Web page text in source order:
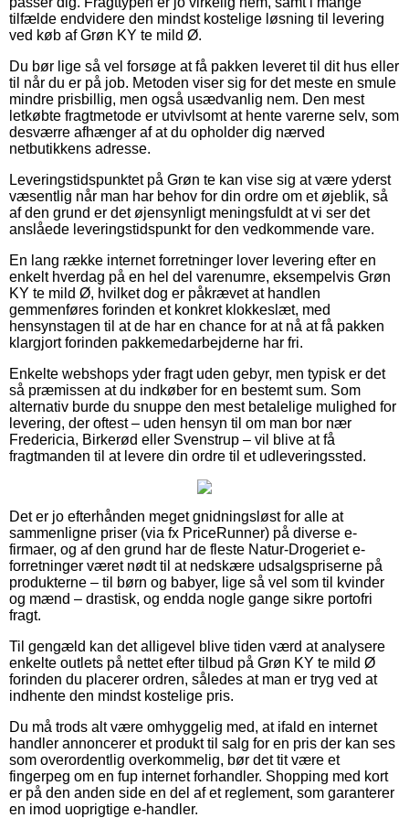
tilfælde endvidere den mindst kostelige løsning til levering
ved køb af Grøn KY te mild Ø.
Du bør lige så vel forsøge at få pakken leveret til dit hus eller
til når du er på job. Metoden viser sig for det meste en smule
mindre prisbillig, men også usædvanlig nem. Den mest
letkøbte fragtmetode er utvivlsomt at hente varerne selv, som
desværre afhænger af at du opholder dig nærved
netbutikkens adresse.
Leveringstidspunktet på Grøn te kan vise sig at være yderst
væsentlig når man har behov for din ordre om et øjeblik, så
af den grund er det øjensynligt meningsfuldt at vi ser det
anslåede leveringstidspunkt for den vedkommende vare.
En lang række internet forretninger lover levering efter en
enkelt hverdag på en hel del varenumre, eksempelvis Grøn
KY te mild Ø, hvilket dog er påkrævet at handlen
gemmenføres forinden et konkret klokkeslæt, med
hensynstagen til at de har en chance for at nå at få pakken
klargjort forinden pakkemedarbejderne har fri.
Enkelte webshops yder fragt uden gebyr, men typisk er det
så præmissen at du indkøber for en bestemt sum. Som
alternativ burde du snuppe den mest betalelige mulighed for
levering, der oftest – uden hensyn til om man bor nær
Fredericia, Birkerød eller Svenstrup – vil blive at få
fragtmanden til at levere din ordre til et udleveringssted.
Det er jo efterhånden meget gnidningsløst for alle at
sammenligne priser (via fx PriceRunner) på diverse e-
firmaer, og af den grund har de fleste Natur-Drogeriet e-
forretninger været nødt til at nedskære udsalgspriserne på
produkterne – til børn og babyer, lige så vel som til kvinder
og mænd – drastisk, og endda nogle gange sikre portofri
fragt.
Til gengæld kan det alligevel blive tiden værd at analysere
enkelte outlets på nettet efter tilbud på Grøn KY te mild Ø
forinden du placerer ordren, således at man er tryg ved at
indhente den mindst kostelige pris.
Du må trods alt være omhyggelig med, at ifald en internet
handler annoncerer et produkt til salg for en pris der kan ses
som overordentlig overkommelig, bør det tit være et
fingerpeg om en fup internet forhandler. Shopping med kort
er på den anden side en del af et reglement, som garanterer
en imod uoprigtige e-handler.